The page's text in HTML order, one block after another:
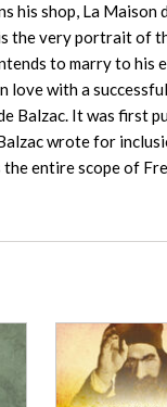
his shop, La
the very portrait of
to marry to
love with a
Balzac. It was first
wrote for
entire scope of